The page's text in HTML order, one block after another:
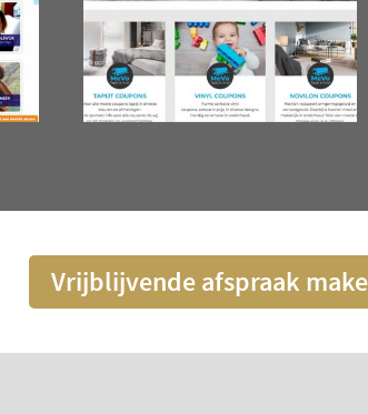
Vrijblijvende afspraak